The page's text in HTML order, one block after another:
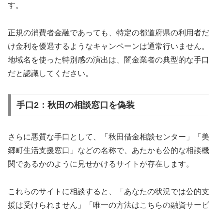
す。
正規の消費者金融であっても、特定の都道府県の利用者だ
け金利を優遇するようなキャンペーンは通常行いません。
地域名を使った特別感の演出は、闇金業者の典型的な手口
だと認識してください。
手口2：秋田の相談窓口を偽装
さらに悪質な手口として、「秋田借金相談センター」「美
郷町生活支援窓口」などの名称で、あたかも公的な相談機
関であるかのように見せかけるサイトが存在します。
これらのサイトに相談すると、「あなたの状況では公的支
援は受けられません」「唯一の方法はこちらの融資サービ